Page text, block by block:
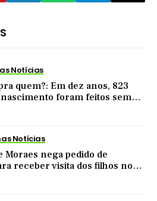
Notícias
quem?: Em dez anos, 823
foram feitos sem
Quixadá
Notícias
Moraes nega pedido de
receber visita dos filhos no